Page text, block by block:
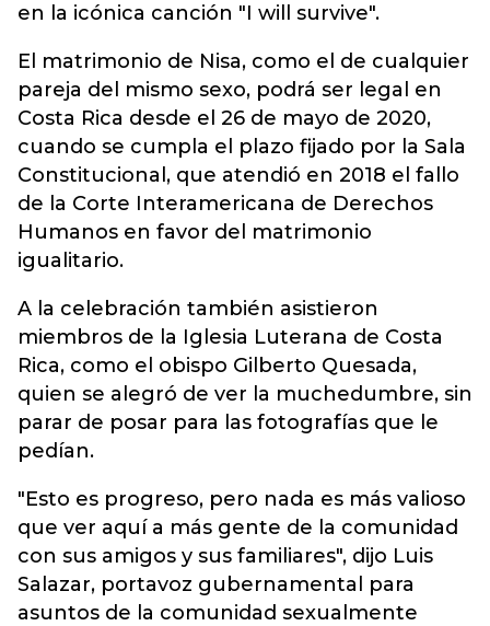
en la icónica canción "I will survive".
El matrimonio de Nisa, como el de cualquier
pareja del mismo sexo, podrá ser legal en
Costa Rica desde el 26 de mayo de 2020,
cuando se cumpla el plazo fijado por la Sala
Constitucional, que atendió en 2018 el fallo
de la Corte Interamericana de Derechos
Humanos en favor del matrimonio
igualitario.
A la celebración también asistieron
miembros de la Iglesia Luterana de Costa
Rica, como el obispo Gilberto Quesada,
quien se alegró de ver la muchedumbre, sin
parar de posar para las fotografías que le
pedían.
"Esto es progreso, pero nada es más valioso
que ver aquí a más gente de la comunidad
con sus amigos y sus familiares", dijo Luis
Salazar, portavoz gubernamental para
asuntos de la comunidad sexualmente